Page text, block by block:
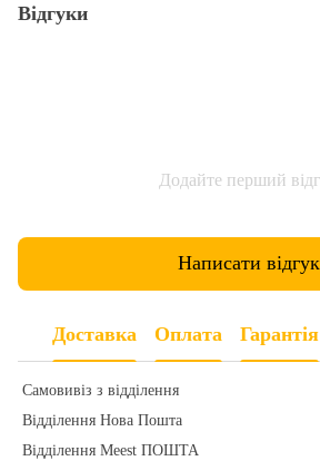
Відгуки
Додайте перший
Написати відгук
Доставка Оплата Гарантія
Самовивіз з відділення
Відділення Нова Пошта
Відділення Meest ПОШТА